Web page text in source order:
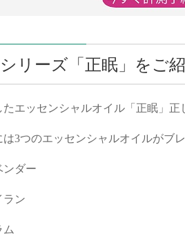
リーズ「正眠」をご
エッセンシャルオイル「正眠」正
は3つのエッセンシャルオイルがブ
ンダー
ラン
ム